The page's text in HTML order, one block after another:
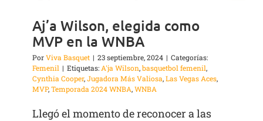
Aj’a Wilson, elegida como
MVP en la WNBA
PorViva Basquet | 23 septiembre, 2024 | Categorías:
Femenil | Etiquetas: A'ja Wilson,basquetbol femenil,
Cynthia Cooper,Jugadora Más Valiosa,Las Vegas Aces,
MVP,Temporada 2024 WNBA,WNBA
Llegó el momento de reconocer a las